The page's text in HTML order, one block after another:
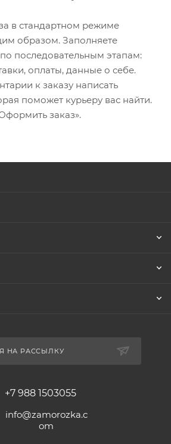
в стандартном режиме
образом. Заполняете
последовательным этапам:
оплаты, данные о себе.
к заказу написать
поможет курьеру вас найти.
заказ».
НА РАССЫЛКУ
+7 988 1503055
info@zamorozka.c
om